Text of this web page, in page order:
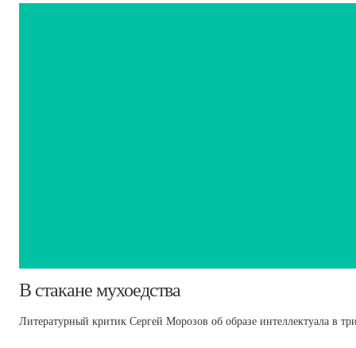
​В стакане мухоедства
Литературный критик Сергей Морозов об образе интеллектуала в